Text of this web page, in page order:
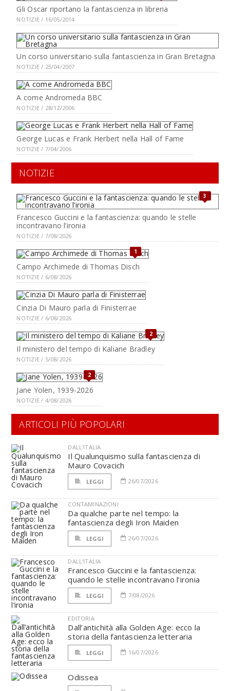
Gli Oscar riportano la fantascienza in libreria
NOTIZIE / 16/05/2014
Un corso universitario sulla fantascienza in Gran Bretagna
NOTIZIE / 25/04/2007
A come Andromeda BBC
NOTIZIE / 28/12/2006
George Lucas e Frank Herbert nella Hall of Fame
NOTIZIE / 7/04/2006
NOTIZIE
3
Francesco Guccini e la fantascienza: quando le stelle
incontravano l’ironia
NOTIZIE / 7/08/2026
1
Campo Archimede di Thomas Disch
NOTIZIE / 6/08/2026
Cinzia Di Mauro parla di Finisterrae
NOTIZIE / 6/08/2026
2
Il ministero del tempo di Kaliane Bradley
NOTIZIE / 5/08/2026
2
Jane Yolen, 1939-2026
NOTIZIE / 4/08/2026
ARTICOLI PIÙ POPOLARI
DALL'ITALIA
Il Qualunquismo sulla fantascienza di
Mauro Covacich
LEGGI 26/07/2026
CONTAMINAZIONI
Da qualche parte nel tempo: la
fantascienza degli Iron Maiden
LEGGI 26/07/2026
DALL'ITALIA
Francesco Guccini e la fantascienza:
quando le stelle incontravano l’ironia
LEGGI 7/08/2026
EDITORIA
Dall’antichità alla Golden Age: ecco la
storia della fantascienza letteraria
LEGGI 16/07/2026
Odissea